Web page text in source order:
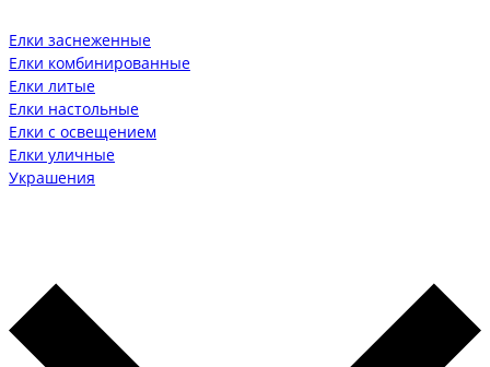
Елки заснеженные
Елки комбинированные
Елки литые
Елки настольные
Елки с освещением
Елки уличные
Украшения